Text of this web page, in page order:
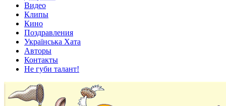
Видео
Клипы
Кино
Поздравления
Українська Хата
Авторы
Контакты
Не губи талант!